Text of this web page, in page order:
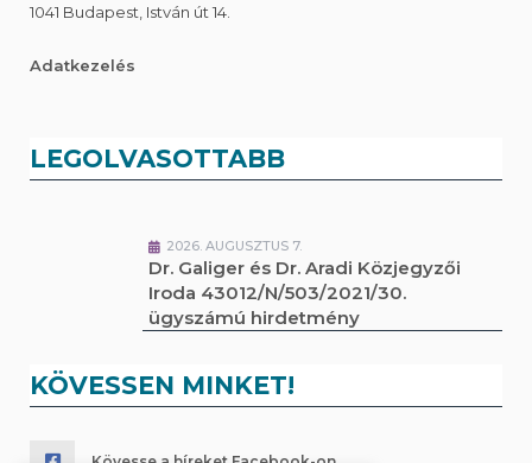
1041 Budapest, István út 14.
Adatkezelés
LEGOLVASOTTABB
2026. AUGUSZTUS 7.
Dr. Galiger és Dr. Aradi Közjegyzői
Iroda 43012/N/503/2021/30.
ügyszámú hirdetmény
KÖVESSEN MINKET!